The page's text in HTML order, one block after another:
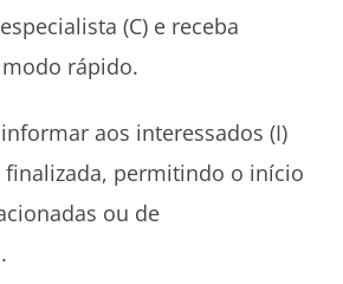
(C) e receba
rápido.
aos interessados (I)
finalizada, permitindo o início
ou de